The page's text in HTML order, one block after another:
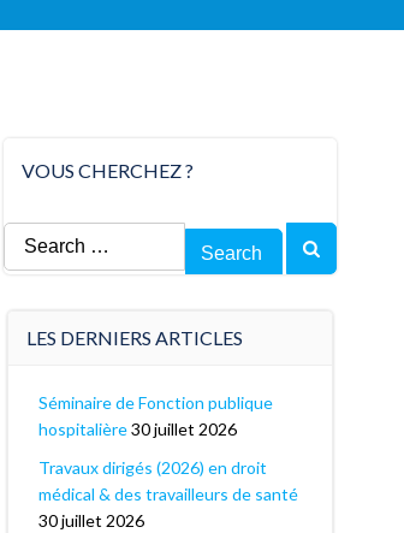
VOUS CHERCHEZ ?
Search
for:
LES DERNIERS ARTICLES
Séminaire de Fonction publique
hospitalière 30 juillet 2026
Travaux dirigés (2026) en droit
médical & des travailleurs de santé
30 juillet 2026